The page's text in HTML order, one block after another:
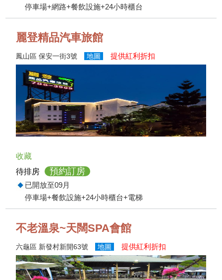
停車場+網路+餐飲設施+24小時櫃台
麗登精品汽車旅館
鳳山區 保安一街3號 地圖 提供紅利折扣
收藏
待排房
預約訂房
已開放至09月
停車場+餐飲設施+24小時櫃台+電梯
不老溫泉~天闊SPA會館
六龜區 新發村新開63號 地圖 提供紅利折扣